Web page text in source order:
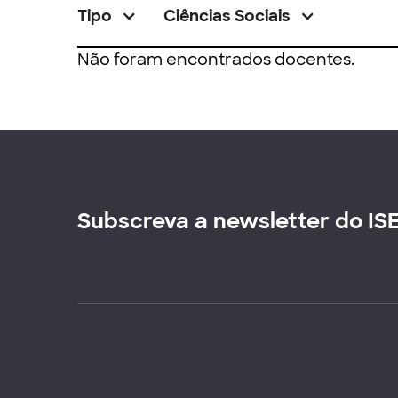
Tipo Ciências Sociais
Não foram encontrados docentes.
Subscreva a newsletter do